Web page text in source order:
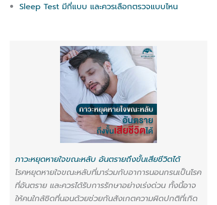
Sleep Test มีกี่แบบ และควรเลือกตรวจแบบไหน
ภาวะหยุดหายใจขณะหลับ อันตรายถึงขั้นเสียชีวิตได้
โรคหยุดหายใจขณะหลับที่มาร่วมกับอาการนอนกรนเป็นโรค
ที่อันตราย และควรได้รับการรักษาอย่างเร่งด่วน ทั้งนี้อาจ
ให้คนใกล้ชิดที่นอนด้วยช่วยกันสังเกตความผิดปกติที่เกิด